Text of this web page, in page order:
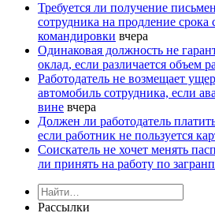
Требуется ли получение
сотрудника на продление срока
командировки вчера
Одинаковая должность не
оклад, если различается объем
Работодатель не возмещает
автомобиль сотрудника, если
вине вчера
Должен ли работодатель
если работник не пользуется
Соискатель не хочет менять
ли принять на работу по
Рассылки